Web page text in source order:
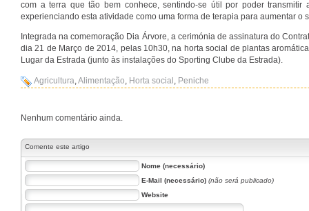
com a terra que tão bem conhece, sentindo-se útil por poder transmitir
experienciando esta atividade como uma forma de terapia para aumentar o
Integrada na comemoração Dia Árvore, a cerimónia de assinatura do
dia 21 de Março de 2014, pelas 10h30, na horta social de plantas
Lugar da Estrada (junto às instalações do Sporting Clube da Estrada).
Agricultura Alimentação Horta social Peniche
Nenhum comentário ainda.
Comente este artigo
Nome (necessário)
E-Mail (necessário) (não será publicado)
Website